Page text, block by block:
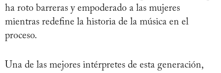
ha roto barreras y empoderado a las mujeres
mientras redefine la historia de la música en el
proceso.
Una de las mejores intérpretes de esta generación,